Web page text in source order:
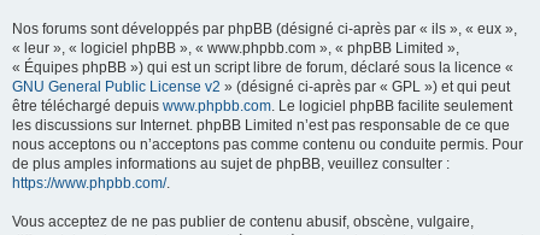
Nos forums sont développés par phpBB (désigné ci-après par « ils », « eux »,
« leur », « logiciel phpBB », « www.phpbb.com », « phpBB Limited »,
« Équipes phpBB ») qui est un script libre de forum, déclaré sous la licence «
GNU General Public License v2 » (désigné ci-après par « GPL ») et qui peut
être téléchargé depuis www.phpbb.com . Le logiciel phpBB facilite seulement
les discussions sur Internet. phpBB Limited n’est pas responsable de ce que
nous acceptons ou n’acceptons pas comme contenu ou conduite permis. Pour
de plus amples informations au sujet de phpBB, veuillez consulter :
https://www.phpbb.com/.
Vous acceptez de ne pas publier de contenu abusif, obscène, vulgaire,